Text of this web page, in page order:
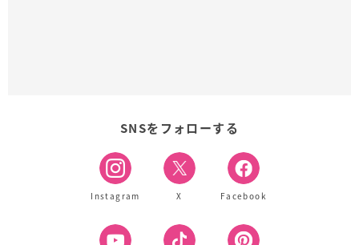
SNSをフォローする
Instagram X Facebook